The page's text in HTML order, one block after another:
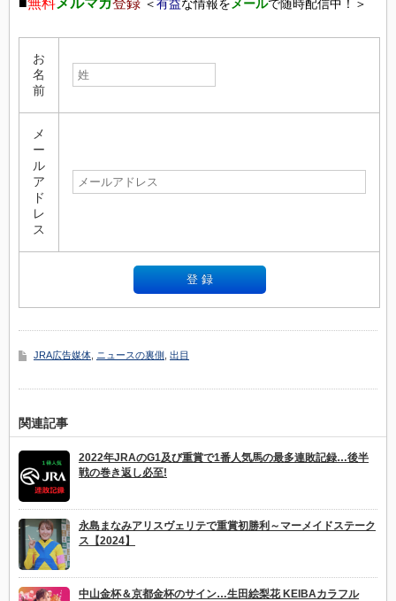
■無料メルマガ登録 ＜有益な情報を メールで随時配信中！＞
お
名
前
メ
ー
ル
ア
ド
レ
ス
JRA広告媒体 ニュースの裏側 出目
関連記事
2022年JRAのG1及び重賞で1番人気馬の最多連敗記録…後半
戦の巻き返し必至!
永島まなみアリスヴェリテで重賞初勝利～マーメイドステーク
ス【2024】
中山金杯＆京都金杯のサイン…生田絵梨花 KEIBAカラフル